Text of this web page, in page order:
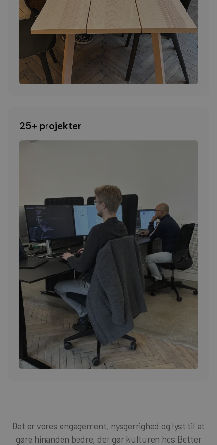
25+ projekter
Det er vores engagement, nysgerrighed og lyst til at
gøre hinanden bedre, der gør kulturen hos Better